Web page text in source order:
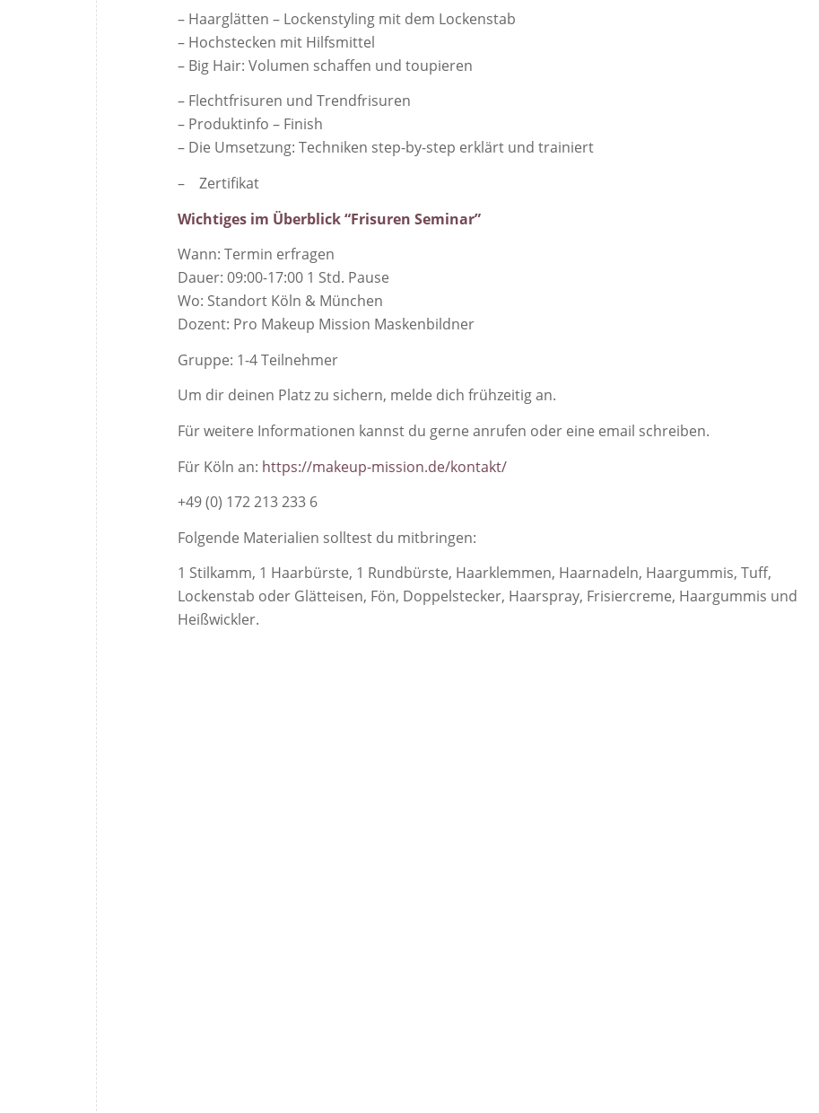
– Haarglätten – Lockenstyling mit dem Lockenstab
– Hochstecken mit Hilfsmittel
– Big Hair: Volumen schaffen und toupieren
– Flechtfrisuren und Trendfrisuren
– Produktinfo – Finish
– Die Umsetzung: Techniken step-by-step erklärt und trainiert
– Zertifikat
Wichtiges im Überblick “Frisuren Seminar”
Wann: Termin erfragen
Dauer: 09:00-17:00 1 Std. Pause
Wo: Standort Köln & München
Dozent: Pro Makeup Mission Maskenbildner
Gruppe: 1-4 Teilnehmer
Um dir deinen Platz zu sichern, melde dich frühzeitig an.
Für weitere Informationen kannst du gerne anrufen oder eine email schreiben.
Für Köln an: https://makeup-mission.de/kontakt/
+49 (0) 172 213 233 6
Folgende Materialien solltest du mitbringen:
1 Stilkamm, 1 Haarbürste, 1 Rundbürste, Haarklemmen, Haarnadeln, Haargummis, Tuff,
Lockenstab oder Glätteisen, Fön, Doppelstecker, Haarspray, Frisiercreme, Haargummis und
Heißwickler.